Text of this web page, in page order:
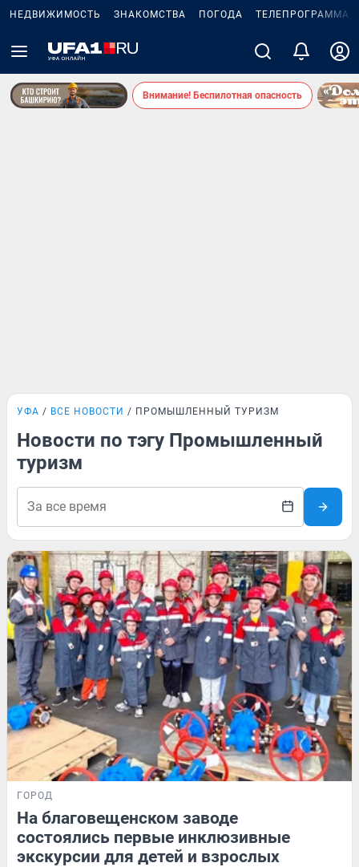
НЕДВИЖИМОСТЬ ЗНАКОМСТВА ПОГОДА ТЕЛЕПРОГРАММА
Внимание! Беспилотная опасность
УФА ВСЕ НОВОСТИ ПРОМЫШЛЕННЫЙ ТУРИЗМ
Новости по тэгу Промышленный
туризм
ГОРОД
На благовещенском заводе
состоялись первые инклюзивные
экскурсии для детей и взрослых